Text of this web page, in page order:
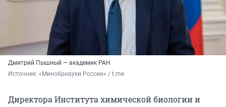
Дмитрий Пышный — академик РАН
Источник: «Минобрнауки России» / t.me
Директора Института химической биологии и